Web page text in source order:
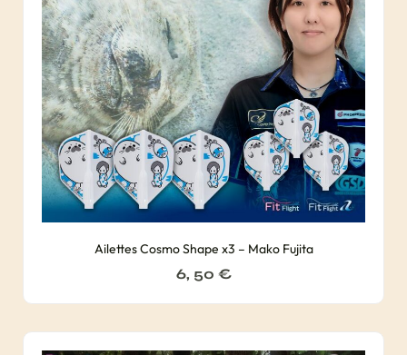
Ailettes Cosmo Shape x3 – Mako Fujita
6, 50 €